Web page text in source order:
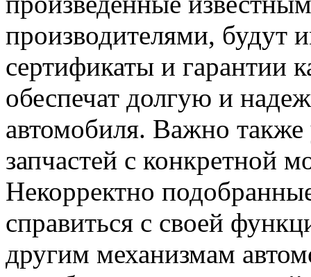
производителями, будут
сертификаты и гарантии
обеспечат долгую и
автомобиля. Важно также
запчастей с конкретной
Некорректно
справиться с своей
другим механизмам